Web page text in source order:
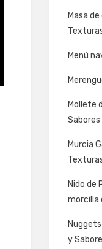
Masa
Menú
Mollete
Sabores
Murcia
Nido de
morcilla
y